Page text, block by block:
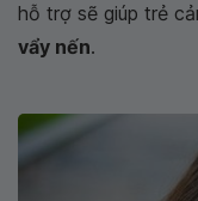
hỗ trợ sẽ giúp trẻ
vẩy nến.